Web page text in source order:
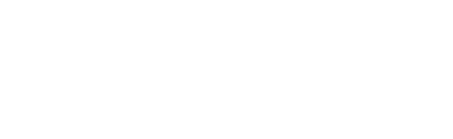
nápoje je možno dostat přímo v baru u bazénu.